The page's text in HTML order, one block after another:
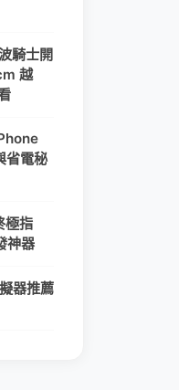
騎士開
越
省電秘
極指
神器
器推薦